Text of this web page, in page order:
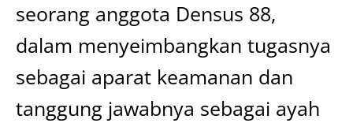
seorang anggota Densus 88,
dalam menyeimbangkan tugasnya
sebagai aparat keamanan dan
tanggung jawabnya sebagai ayah